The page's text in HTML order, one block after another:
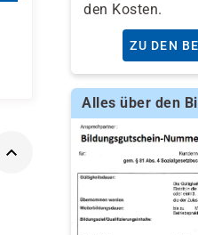
den Kosten.
ZU DEN
Alles über den